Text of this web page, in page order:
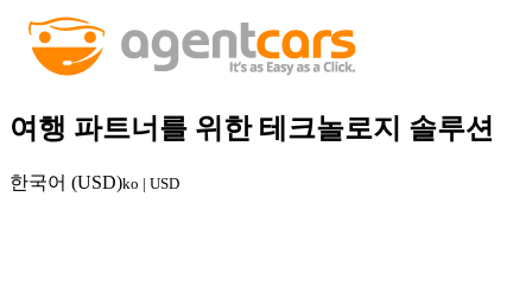
여행 파트너를 위한 테크놀로지 솔루션
한국어 (USD)ko | USD